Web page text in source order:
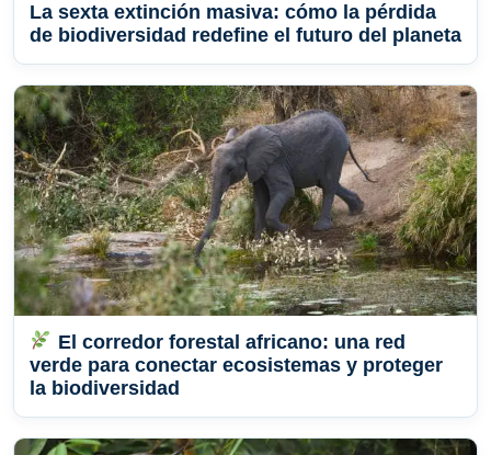
La sexta extinción masiva: cómo la pérdida
de biodiversidad redefine el futuro del planeta
El corredor forestal africano: una red
verde para conectar ecosistemas y proteger
la biodiversidad